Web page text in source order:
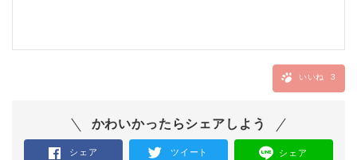
いいね 3
かわいかったらシェアしよう
シェア ツイート シェア